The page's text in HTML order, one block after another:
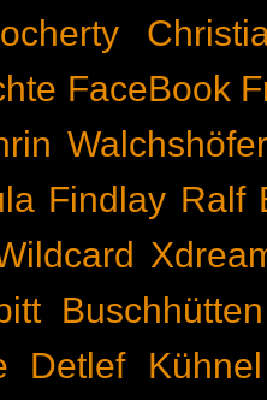
FaceBook
Walchshöfer
Findlay Ralf
Buschhütten
Detlef Kühnel